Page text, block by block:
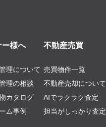
ー様へ
理について
理の相談
カタログ
ム事例
不動産売買
売買物件一覧
不動産売却について
AIでラクラク査定
担当がしっかり査定